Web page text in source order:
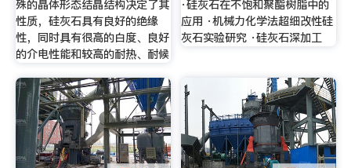
殊的晶体形态结晶结构决定了其
性质，硅灰石具有良好的绝缘
性，同时具有很高的白度、良好
的介电性能和较高的耐热、耐候
·硅灰石在不饱和聚酯树脂中的
应用 ·机械力化学法超细改性硅
灰石实验研究 ·硅灰石深加工